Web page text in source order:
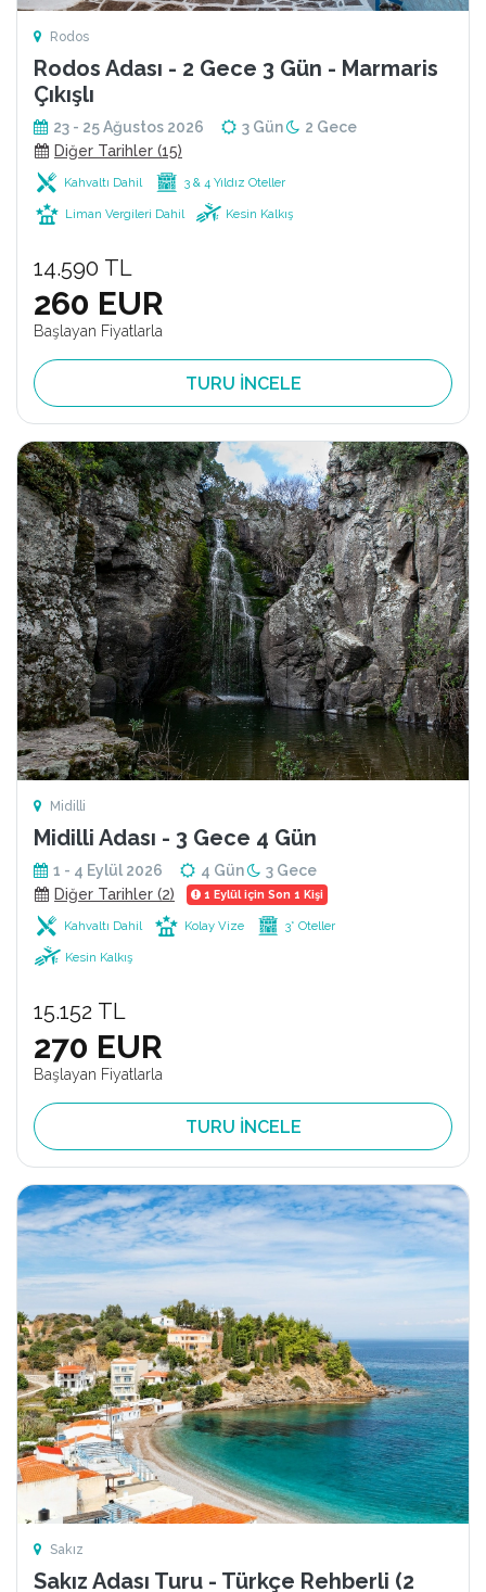
Rodos
Rodos Adası - 2 Gece 3 Gün - Marmaris
Çıkışlı
23 - 25 Ağustos 2026 3 Gün
2 Gece
Diğer Tarihler (15)
Kahvaltı Dahil 3 & 4 Yıldız Oteller
Liman Vergileri Dahil Kesin Kalkış
14.590 TL
260 EUR
Başlayan Fiyatlarla
TURU İNCELE
Midilli
Midilli Adası - 3 Gece 4 Gün
1 - 4 Eylül 2026 4 Gün
3 Gece
Diğer Tarihler (2)
1 Eylül için Son 1 Kişi
Kahvaltı Dahil Kolay Vize 3* Oteller
Kesin Kalkış
15.152 TL
270 EUR
Başlayan Fiyatlarla
TURU İNCELE
Sakız
Sakız Adası Turu - Türkçe Rehberli (2